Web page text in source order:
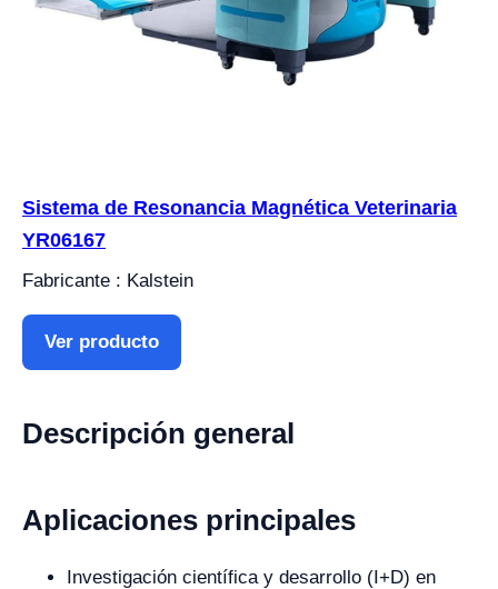
Sistema de Resonancia Magnética Veterinaria
YR06167
Fabricante : Kalstein
Ver producto
Descripción general
Aplicaciones principales
Investigación científica y desarrollo (I+D) en